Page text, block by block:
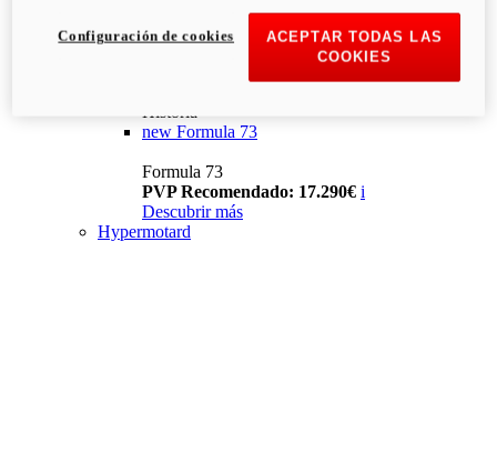
Historia
new Formula 73
Formula 73
PVP Recomendado: 17.290€ i
Descubrir más
Hypermotard
ACEPTAR TODAS LAS
COOKIES
Configuración de cookies